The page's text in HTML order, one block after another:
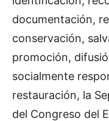
documentación,
conservación,
promoción,
socialmente
restauración, la
del Congreso del